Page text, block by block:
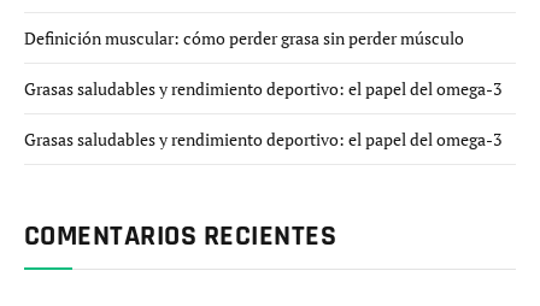
Definición muscular: cómo perder grasa sin perder músculo
Grasas saludables y rendimiento deportivo: el papel del omega-3
Grasas saludables y rendimiento deportivo: el papel del omega-3
COMENTARIOS RECIENTES